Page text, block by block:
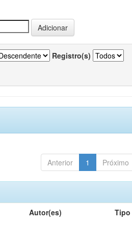
Registro(s)
Anterior 1 Próximo
Autor(es) Tipo